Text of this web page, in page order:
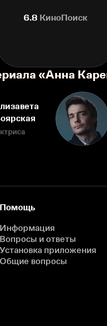
6.8КиноПоиск
«Анна
Помощь
Информация
Вопросы и ответы
Установка приложения
Общие вопросы